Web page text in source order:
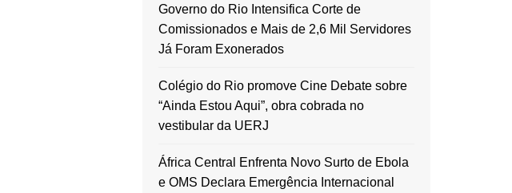
Governo do Rio Intensifica Corte de
Comissionados e Mais de 2,6 Mil Servidores
Já Foram Exonerados
Colégio do Rio promove Cine Debate sobre
“Ainda Estou Aqui”, obra cobrada no
vestibular da UERJ
África Central Enfrenta Novo Surto de Ebola
e OMS Declara Emergência Internacional